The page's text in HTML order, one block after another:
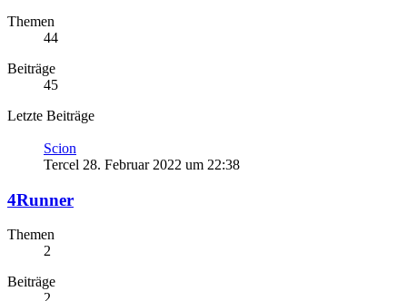
Themen
44
Beiträge
45
Letzte Beiträge
Scion
Tercel 28. Februar 2022 um 22:38
4Runner
Themen
2
Beiträge